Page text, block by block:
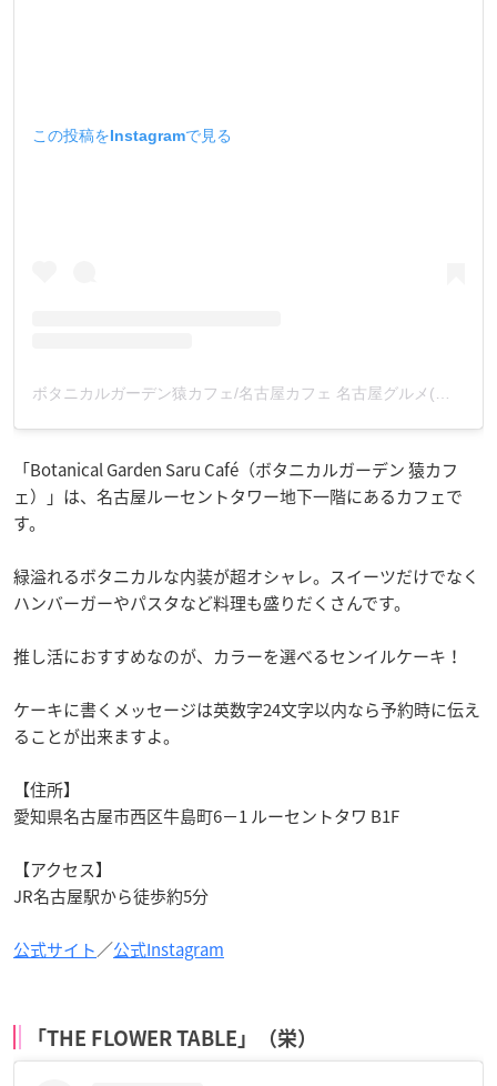
この投稿をInstagramで見る
「Botanical Garden Saru Café（ボタニカルガーデン 猿カフ
ェ）」は、名古屋ルーセントタワー地下一階にあるカフェで
す。
緑溢れるボタニカルな内装が超オシャレ。スイーツだけでなく
ハンバーガーやパスタなど料理も盛りだくさんです。
推し活におすすめなのが、カラーを選べるセンイルケーキ！
ケーキに書くメッセージは英数字24文字以内なら予約時に伝え
ることが出来ますよ。
【住所】
愛知県名古屋市西区牛島町6−1 ルーセントタワ B1F
【アクセス】
JR名古屋駅から徒歩約5分
公式サイト／公式Instagram
「THE FLOWER TABLE」（栄）